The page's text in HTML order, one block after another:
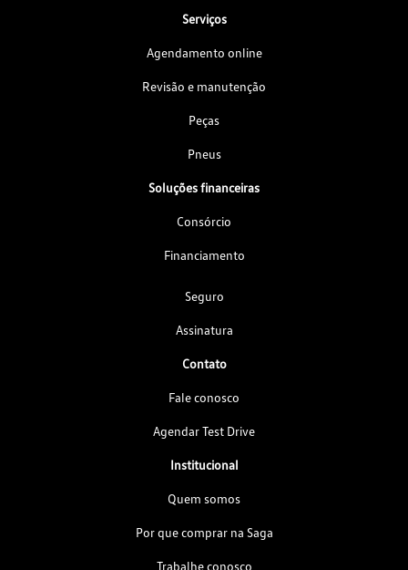
Serviços
Agendamento online
Revisão e manutenção
Peças
Pneus
Soluções financeiras
Consórcio
Financiamento
Seguro
Assinatura
Contato
Fale conosco
Agendar Test Drive
Institucional
Quem somos
Por que comprar na Saga
Trabalhe conosco